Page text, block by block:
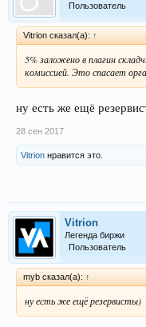
Пользователь
Vitrion сказал(а): ↑
5% заложено в плагин
комиссией. Это спасает
ну есть же ещё
28 сен 2017
Vitrion нравится это.
Vitrion
Легенда биржи
Пользователь
myb сказал(а): ↑
ну есть же ещё резервисты)